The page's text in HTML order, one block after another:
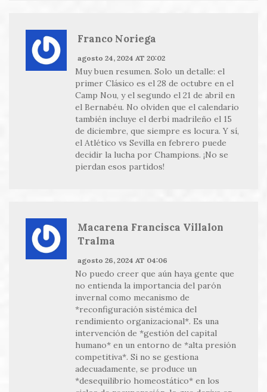
Franco Noriega
agosto 24, 2024 AT 20:02
Muy buen resumen. Solo un detalle: el
primer Clásico es el 28 de octubre en el
Camp Nou, y el segundo el 21 de abril en
el Bernabéu. No olviden que el calendario
también incluye el derbi madrileño el 15
de diciembre, que siempre es locura. Y sí,
el Atlético vs Sevilla en febrero puede
decidir la lucha por Champions. ¡No se
pierdan esos partidos!
Macarena Francisca Villalon
Tralma
agosto 26, 2024 AT 04:06
No puedo creer que aún haya gente que
no entienda la importancia del parón
invernal como mecanismo de
*reconfiguración sistémica del
rendimiento organizacional*. Es una
intervención de *gestión del capital
humano* en un entorno de *alta presión
competitiva*. Si no se gestiona
adecuadamente, se produce un
*desequilibrio homeostático* en los